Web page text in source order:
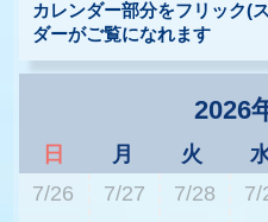
カレンダー部分をフリック(
ダーがご覧になれます
2026
日 月 火
7/26
7/27 7/28 7/